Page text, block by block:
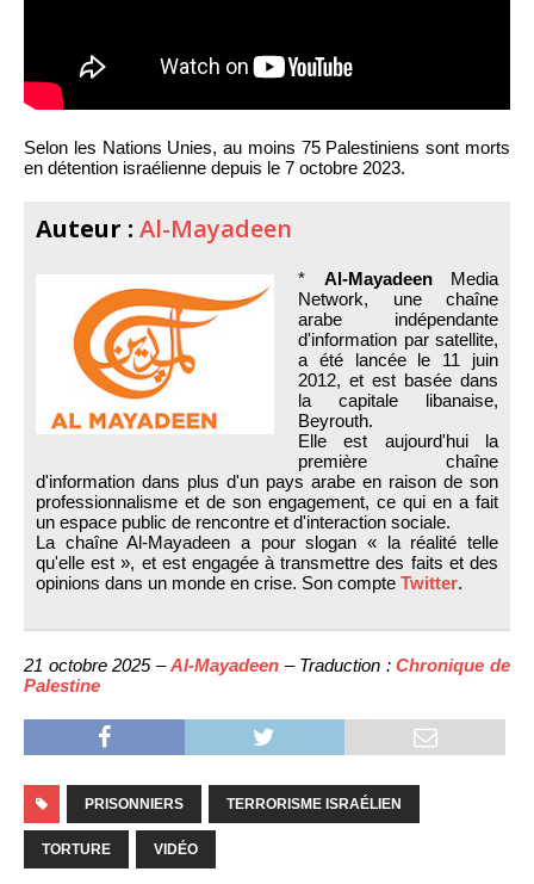
Selon les Nations Unies, au moins 75 Palestiniens sont morts
en détention israélienne depuis le 7 octobre 2023.
Auteur : Al-Mayadeen
* Al-MayadeenMedia
Network, une chaîne
arabe indépendante
d'information par satellite,
a été lancée le 11 juin
2012, et est basée dans
la capitale libanaise,
Beyrouth.
Elle est aujourd'hui la
première chaîne
d'information dans plus d'un pays arabe en raison de son
professionnalisme et de son engagement, ce qui en a fait
un espace public de rencontre et d'interaction sociale.
La chaîne Al-Mayadeen a pour slogan « la réalité telle
qu'elle est », et est engagée à transmettre des faits et des
opinions dans un monde en crise. Son compte Twitter.
21 octobre 2025 –Al-Mayadeen – Traduction :Chronique de
Palestine
PRISONNIERS TERRORISME ISRAÉLIEN
TORTURE VIDÉO